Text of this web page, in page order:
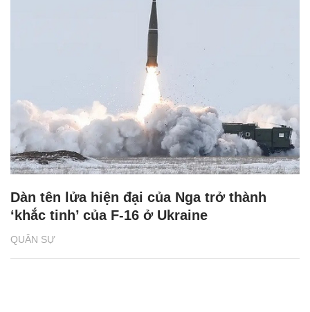
QUÂN SỰ
Dàn tên lửa hiện đại của Nga trở thành
‘khắc tinh’ của F-16 ở Ukraine